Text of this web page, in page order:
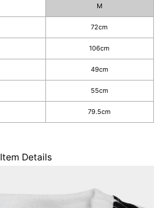
M
72cm
106cm
49cm
55cm
79.5cm
Item Details